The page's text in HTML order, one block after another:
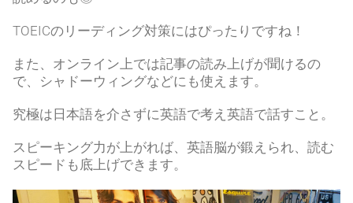
TOEICのリーディング対策にはぴったりですね！
また、オンライン上では記事の読み上げが聞けるの
で、シャドーウィングなどにも使えます。
究極は日本語を介さずに英語で考え英語で話すこと。
スピーキング力が上がれば、英語脳が鍛えられ、読む
スピードも底上げできます。